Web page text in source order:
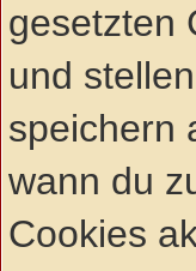
gesetzten
und
speichern
wann du
Cookies